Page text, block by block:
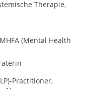
Therapie,
(Mental Health
Practitioner,